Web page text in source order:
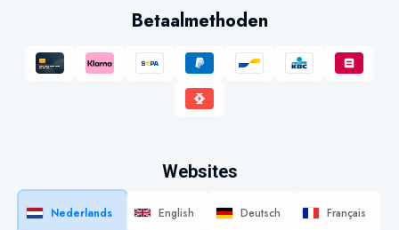
Betaalmethoden
Websites
Nederlands English Deutsch Français